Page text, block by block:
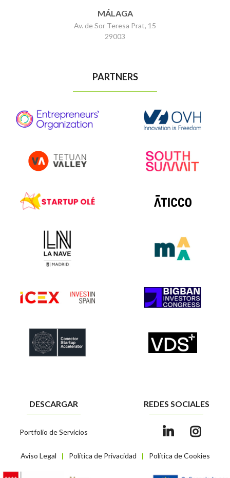
MÁLAGA
Av. de Sor Teresa Prat, 15
29003
PARTNERS
Aviso Legal | Política de Privacidad | Política de Cookies
DESCARGAR
Portfolio de Servicios
REDES SOCIALES